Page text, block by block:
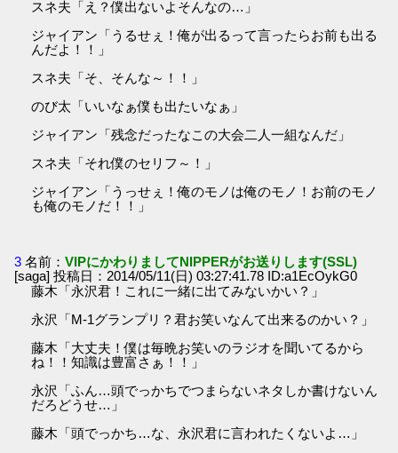
スネ夫「え？僕出ないよそんなの…」
ジャイアン「うるせぇ！俺が出るって言ったらお前も出る
んだよ！！」
スネ夫「そ、そんな～！！」
のび太「いいなぁ僕も出たいなぁ」
ジャイアン「残念だったなこの大会二人一組なんだ」
スネ夫「それ僕のセリフ～！」
ジャイアン「うっせぇ！俺のモノは俺のモノ！お前のモノ
も俺のモノだ！！」
3 名前：VIPにかわりましてNIPPERがお送りします(SSL)
[saga] 投稿日：2014/05/11(日) 03:27:41.78 ID:a1EcOykG0
藤木「永沢君！これに一緒に出てみないかい？」
永沢「M-1グランプリ？君お笑いなんて出来るのかい？」
藤木「大丈夫！僕は毎晩お笑いのラジオを聞いてるから
ね！！知識は豊富さぁ！！」
永沢「ふん…頭でっかちでつまらないネタしか書けないん
だろどうせ…」
藤木「頭でっかち…な、永沢君に言われたくないよ…」